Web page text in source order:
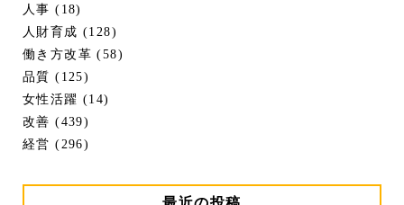
人事 (18)
人財育成 (128)
働き方改革 (58)
品質 (125)
女性活躍 (14)
改善 (439)
経営 (296)